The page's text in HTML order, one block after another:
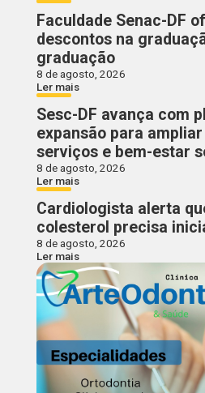
Faculdade Senac-DF
descontos na
graduação
8 de agosto, 2026
Ler mais
Sesc-DF avança com
expansão para
serviços e bem-estar
8 de agosto, 2026
Ler mais
Cardiologista alerta
colesterol precisa
8 de agosto, 2026
Ler mais